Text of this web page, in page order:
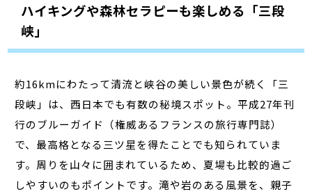
ハイキングや森林セラピーも楽しめる「三段
峡」
約16kmにわたって清流と峡谷の美しい景色が続く「三
段峡」は、西日本でも有数の秘境スポット。平成27年刊
行のブルーガイド（権威あるフランスの旅行専門誌）
で、最高格となる三ツ星を得たことでも知られていま
す。周りを山々に囲まれているため、夏場も比較的過ご
しやすいのもポイントです。滝や岩のある風景を、親子